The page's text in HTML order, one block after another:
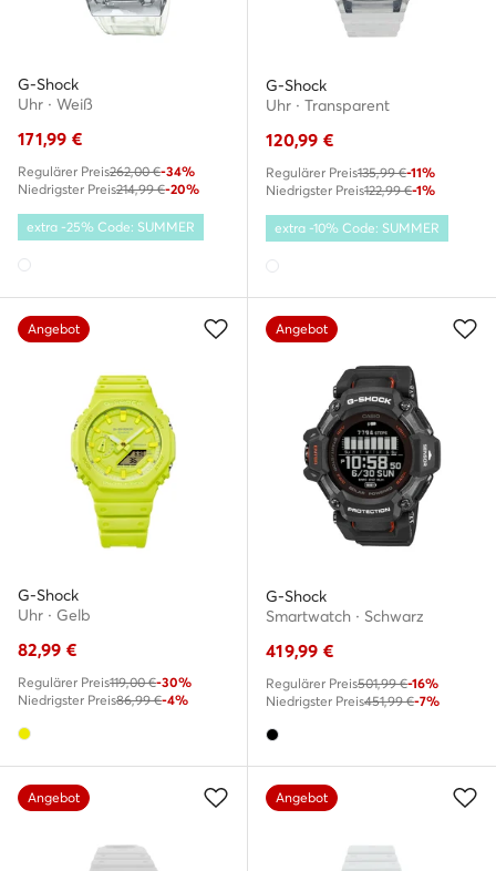
G-Shock
Uhr · Weiß
171,99 €
Regulärer Preis262,00 €-34%
Niedrigster Preis214,99 €-20%
extra -25% Code: SUMMER
G-Shock
Uhr · Transparent
120,99 €
Regulärer Preis135,99 €-11%
Niedrigster Preis122,99 €-1%
extra -10% Code: SUMMER
Angebot
G-Shock
Uhr · Gelb
82,99 €
Regulärer Preis119,00 €-30%
Niedrigster Preis86,99 €-4%
Angebot
G-Shock
Smartwatch · Schwarz
419,99 €
Regulärer Preis501,99 €-16%
Niedrigster Preis451,99 €-7%
Angebot Angebot